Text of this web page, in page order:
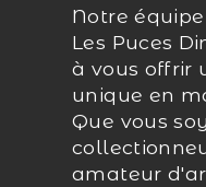
Notre
Les Puces
à vous offrir
unique en
Que vous
amateur